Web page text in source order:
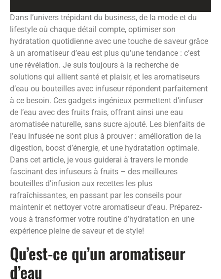
Dans l’univers trépidant du business, de la mode et du
lifestyle où chaque détail compte, optimiser son
hydratation quotidienne avec une touche de saveur grâce
à un aromatiseur d’eau est plus qu’une tendance : c’est
une révélation. Je suis toujours à la recherche de
solutions qui allient santé et plaisir, et les aromatiseurs
d’eau ou bouteilles avec infuseur répondent parfaitement
à ce besoin. Ces gadgets ingénieux permettent d’infuser
de l’eau avec des fruits frais, offrant ainsi une eau
aromatisée naturelle, sans sucre ajouté. Les bienfaits de
l’eau infusée ne sont plus à prouver : amélioration de la
digestion, boost d’énergie, et une hydratation optimale.
Dans cet article, je vous guiderai à travers le monde
fascinant des infuseurs à fruits – des meilleures
bouteilles d’infusion aux recettes les plus
rafraîchissantes, en passant par les conseils pour
maintenir et nettoyer votre aromatiseur d’eau. Préparez-
vous à transformer votre routine d’hydratation en une
expérience pleine de saveur et de style!
Qu’est-ce qu’un aromatiseur
d’eau